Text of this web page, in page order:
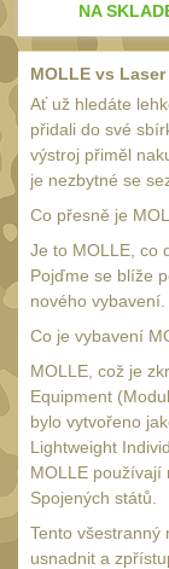
1" Picatinny
1" Dovetail
30mm
30mm
34mm31
Montáže pre
27
Ostatní
Montáže na
Montáže
Předpažbí 56
Pre AK
Pre M4/AR15
Ostatní
NA
MOLLE vs
Ať už hledáte
přidali do své
výstroj přiměl
je nezbytné se
Co přesně je
Je to MOLLE, co
Pojďme se blíže
nového vybavení.
Co je vybavení
MOLLE, což je
Equipment
bylo vytvořeno
Lightweight
MOLLE používají
Spojených států.
Tento všestranný
usnadnit a